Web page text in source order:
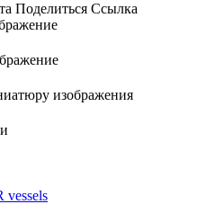
Поделиться Ссылка
изображения
vessels